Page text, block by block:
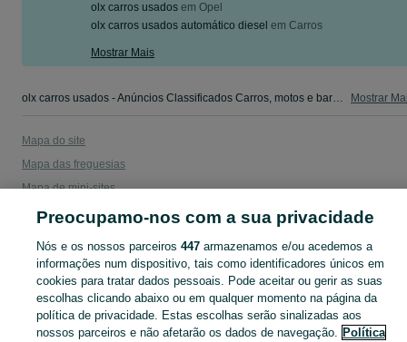
olx carros usados em Opel
olx carros usados automático diesel em Carros
Mostrar Mais
olx carros usados - Anúncios Classificados Carros, motos e barcos Faro - camiões, salvados,autocaravanas, scooters e outros. Veja os anúncios ou publique o seu anúncio grátis no OLX Portugal. Mostrar
Mapa do site
Mapa das freguesias
Mapa de mini-sites
Pesquisas populares
Preocupamo-nos com a sua privacidade
Nós e os nossos parceiros 447armazenamos e/ou acedemos a
informações num dispositivo, tais como identificadores únicos em
cookies para tratar dados pessoais. Pode aceitar ou gerir as suas
escolhas clicando abaixo ou em qualquer momento na página da
política de privacidade. Estas escolhas serão sinalizadas aos
nossos parceiros e não afetarão os dados de navegação. Política